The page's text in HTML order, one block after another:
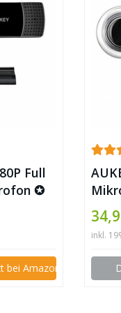
Full
✪
bei Amazon kaufen
–
inkl.